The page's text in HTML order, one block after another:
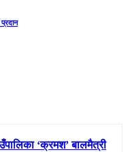
प्रदान
‘क्रमश’ बालमैत्री